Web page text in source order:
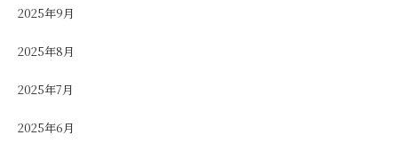
2025年9月
2025年8月
2025年7月
2025年6月